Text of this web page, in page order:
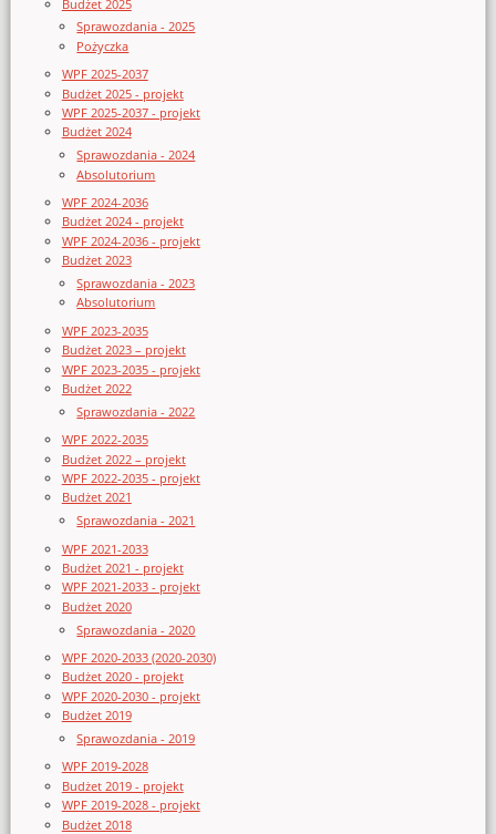
Budżet 2025
Sprawozdania - 2025
Pożyczka
WPF 2025-2037
Budżet 2025 - projekt
WPF 2025-2037 - projekt
Budżet 2024
Sprawozdania - 2024
Absolutorium
WPF 2024-2036
Budżet 2024 - projekt
WPF 2024-2036 - projekt
Budżet 2023
Sprawozdania - 2023
Absolutorium
WPF 2023-2035
Budżet 2023 – projekt
WPF 2023-2035 - projekt
Budżet 2022
Sprawozdania - 2022
WPF 2022-2035
Budżet 2022 – projekt
WPF 2022-2035 - projekt
Budżet 2021
Sprawozdania - 2021
WPF 2021-2033
Budżet 2021 - projekt
WPF 2021-2033 - projekt
Budżet 2020
Sprawozdania - 2020
WPF 2020-2033 (2020-2030)
Budżet 2020 - projekt
WPF 2020-2030 - projekt
Budżet 2019
Sprawozdania - 2019
WPF 2019-2028
Budżet 2019 - projekt
WPF 2019-2028 - projekt
Budżet 2018